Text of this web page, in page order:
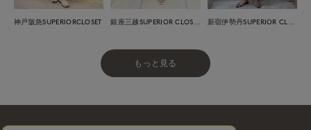
神戸阪急SUPERIORCLOSET
もっと見る